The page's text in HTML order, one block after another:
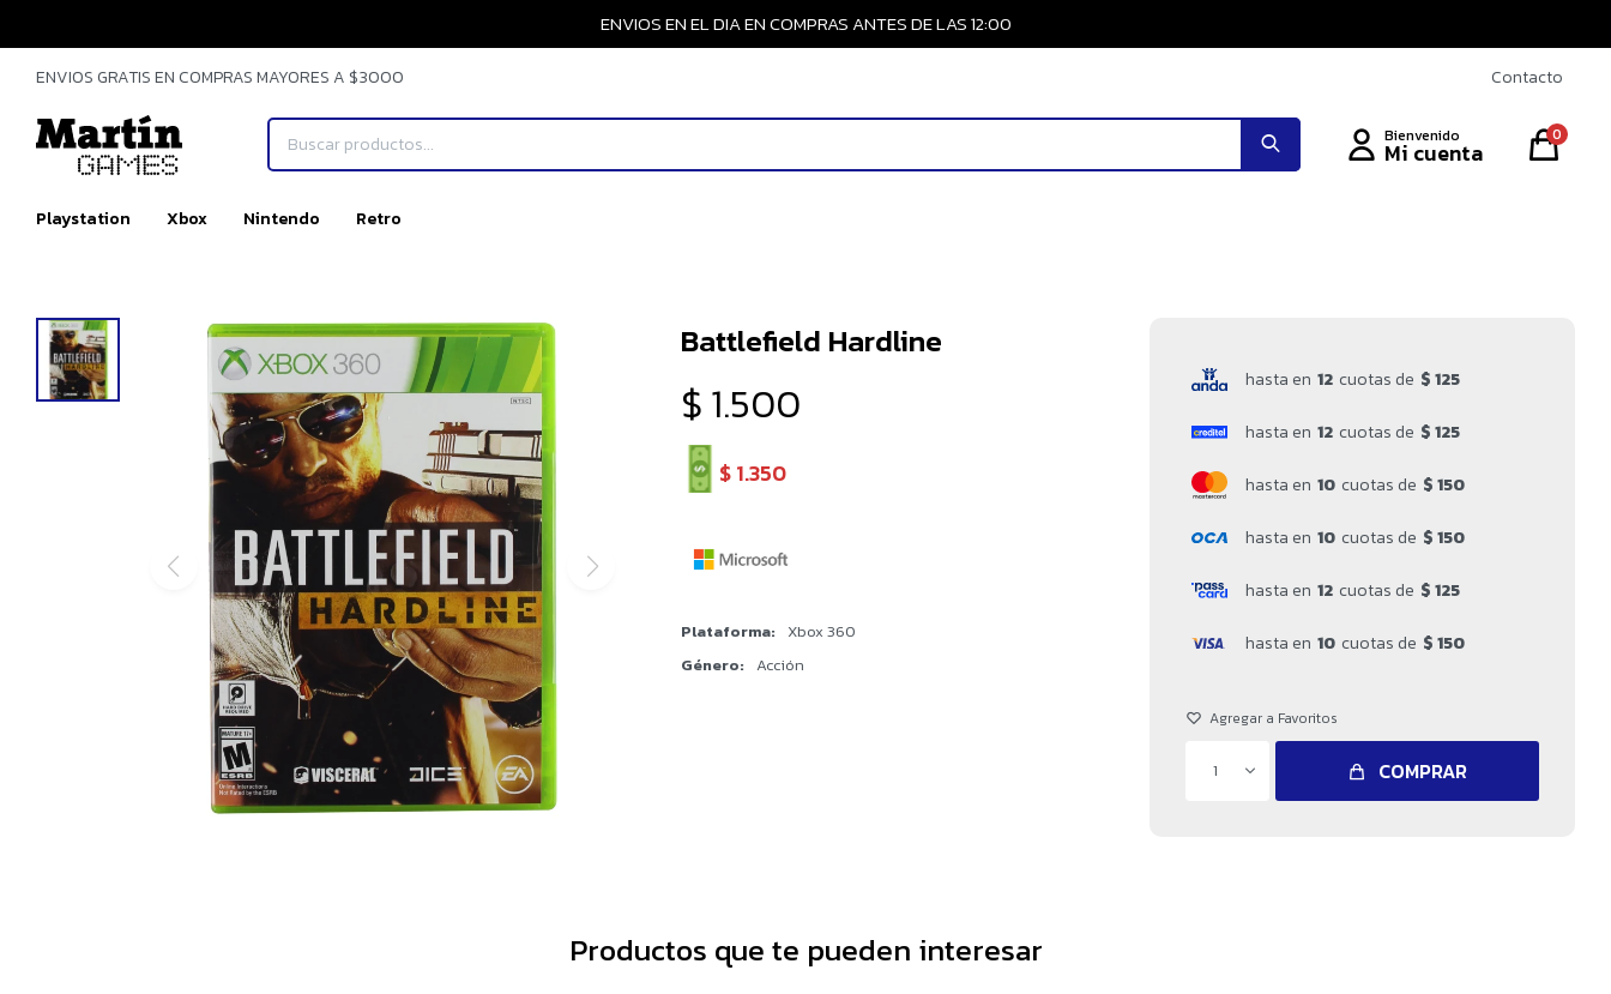
ENVIOS EN EL DIA EN COMPRAS ANTES DE LAS 12:00
Playstation Xbox Nintendo Retro
0
ENVIOS GRATIS EN COMPRAS MAYORES A $3000 Contacto
Battlefield Hardline
$1.500
$1.350
Plataforma
Xbox 360
Género
Acción
hasta en 12 cuotas de $ 125
hasta en 12 cuotas de $ 125
hasta en 10 cuotas de $ 150
hasta en 10 cuotas de $ 150
hasta en 12 cuotas de $ 125
hasta en 10 cuotas de $ 150
1 COMPRAR
Productos que te pueden interesar